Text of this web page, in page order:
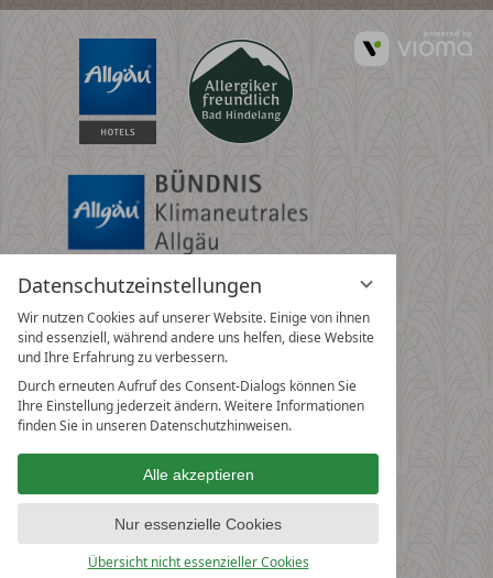
Datenschutzeinstellungen
Wir nutzen Cookies auf unserer Website. Einige von ihnen
sind essenziell, während andere uns helfen, diese Website
und Ihre Erfahrung zu verbessern.
Durch erneuten Aufruf des Consent-Dialogs können Sie
Ihre Einstellung jederzeit ändern. Weitere Informationen
finden Sie in unseren Datenschutzhinweisen.
Alle akzeptieren
Nur essenzielle Cookies
Übersicht nicht essenzieller Cookies